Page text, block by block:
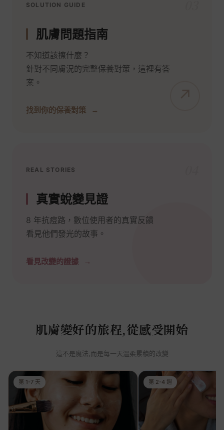
SOLUTION GUIDE
肌膚問題指南
不知道該擦什麼？
針對不同膚況的完整保養對策，這裡有答
案。
找到你的保養對策
REAL STORIES
真實蛻變見證
8 年抗痘路，數位使用者的真實反饋
看見他們發光的故事。
看見改變的證據
肌膚變好的旅程,從感受開始
這不是魔法,而是每一天溫柔累積的改變
第 1-7 天 第 2-4 週